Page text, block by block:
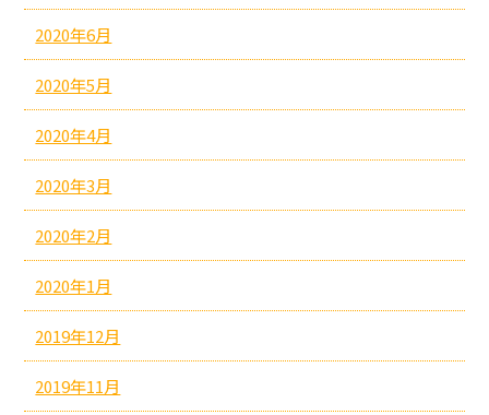
2020年6月
2020年5月
2020年4月
2020年3月
2020年2月
2020年1月
2019年12月
2019年11月